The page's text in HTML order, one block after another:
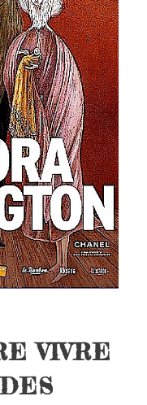
VIVRE